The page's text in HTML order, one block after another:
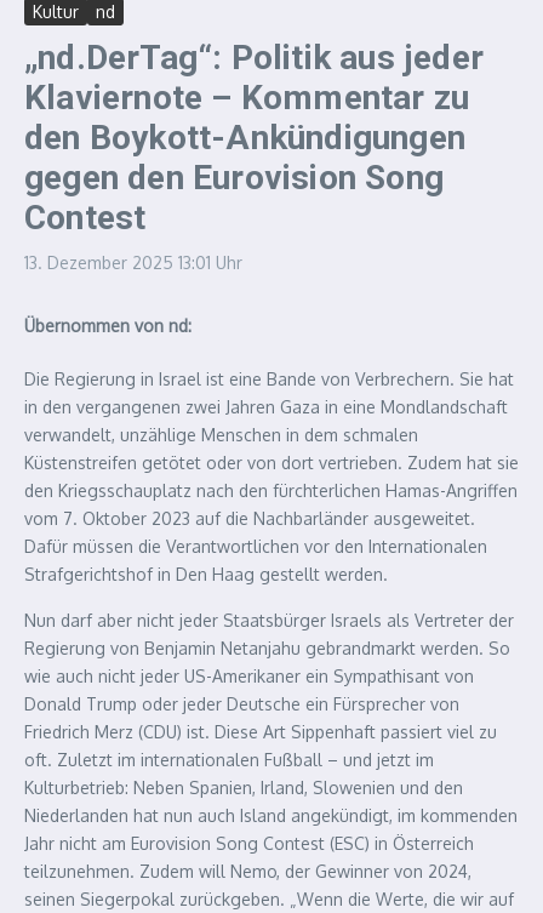
Kultur nd
„nd.DerTag“: Politik aus jeder
Klaviernote – Kommentar zu
den Boykott-Ankündigungen
gegen den Eurovision Song
Contest
13. Dezember 2025 13:01 Uhr
Übernommen von nd:
Die Regierung in Israel ist eine Bande von Verbrechern. Sie hat
in den vergangenen zwei Jahren Gaza in eine Mondlandschaft
verwandelt, unzählige Menschen in dem schmalen
Küstenstreifen getötet oder von dort vertrieben. Zudem hat sie
den Kriegsschauplatz nach den fürchterlichen Hamas-Angriffen
vom 7. Oktober 2023 auf die Nachbarländer ausgeweitet.
Dafür müssen die Verantwortlichen vor den Internationalen
Strafgerichtshof in Den Haag gestellt werden.
Nun darf aber nicht jeder Staatsbürger Israels als Vertreter der
Regierung von Benjamin Netanjahu gebrandmarkt werden. So
wie auch nicht jeder US-Amerikaner ein Sympathisant von
Donald Trump oder jeder Deutsche ein Fürsprecher von
Friedrich Merz (CDU) ist. Diese Art Sippenhaft passiert viel zu
oft. Zuletzt im internationalen Fußball – und jetzt im
Kulturbetrieb: Neben Spanien, Irland, Slowenien und den
Niederlanden hat nun auch Island angekündigt, im kommenden
Jahr nicht am Eurovision Song Contest (ESC) in Österreich
teilzunehmen. Zudem will Nemo, der Gewinner von 2024,
seinen Siegerpokal zurückgeben. „Wenn die Werte, die wir auf